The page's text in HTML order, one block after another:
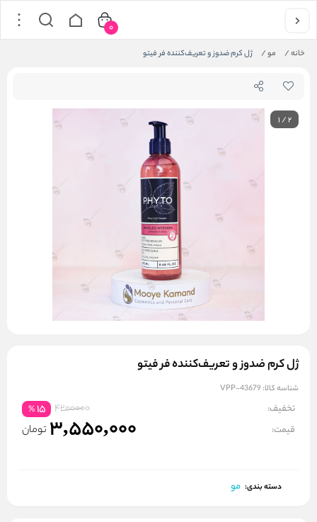
خانه/ مو/ ژل کرم ضدوز و تعریف‌کننده فر فیتو
0
1/2
ژل کرم ضدوز و تعریف‌کننده فر فیتو
شناسه کالا: VPP-43679
تخفیف: 4200000
15
%
قیمت: 3,550,000 تومان
دسته بندی: مو